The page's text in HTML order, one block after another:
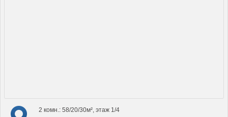
2 комн.: 58/20/30м², этаж 1/4